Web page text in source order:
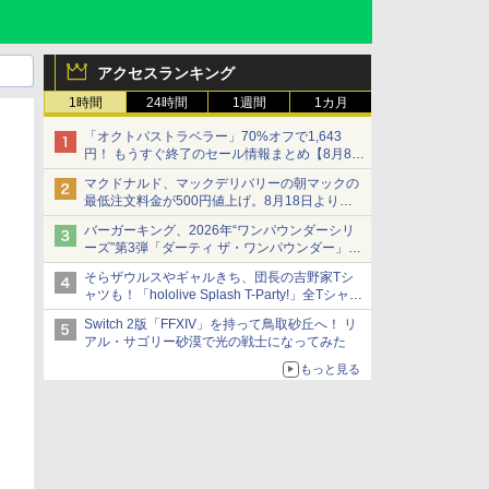
アクセスランキング
1時間 24時間 1週間 1カ月
「オクトパストラベラー」70%オフで1,643
円！ もうすぐ終了のセール情報まとめ【8月8日
更新】
ニンテンドーeショップでは「大神 絶景版」が
67%オフで990円
マクドナルド、マックデリバリーの朝マックの
最低注文料金が500円値上げ。8月18日より
1,500円から受付
バーガーキング、2026年“ワンパウンダーシリ
ーズ”第3弾「ダーティ ザ・ワンパウンダー」を
8月7日発売
「特製ガーリックマヨソース」を使用した超大
型チーズバーガー
そらザウルスやギャルきち、団長の吉野家Tシ
ャツも！「hololive Splash T-Party!」全Tシャツ
ラインナップ公開＆オンライン販売開始
Switch 2版「FFXIV」を持って鳥取砂丘へ！ リ
アル・サゴリー砂漠で光の戦士になってみた
もっと見る